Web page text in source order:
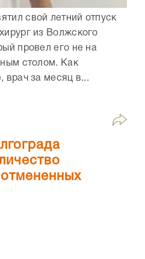
свой летний отпуск
из Волжского
провел его не на
столом. Как
врач за месяц в...